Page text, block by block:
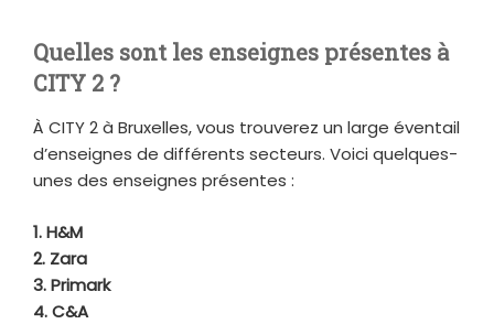
Quelles sont les enseignes présentes à
CITY 2 ?
À CITY 2 à Bruxelles, vous trouverez un large éventail
d’enseignes de différents secteurs. Voici quelques-
unes des enseignes présentes :
1. H&M
2. Zara
3. Primark
4. C&A